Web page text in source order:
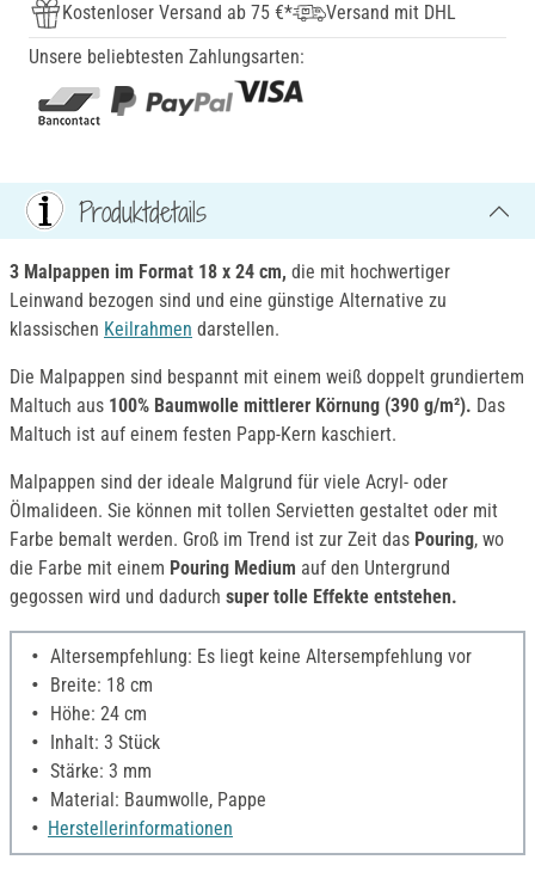
Kostenloser Versand ab 75 €*
Versand mit DHL
Unsere beliebtesten Zahlungsarten:
Produktdetails
3 Malpappen im Format 18 x 24 cm, die mit hochwertiger
Leinwand bezogen sind und eine günstige Alternative zu
klassischen Keilrahmen darstellen.
Die Malpappen sind bespannt mit einem weiß doppelt grundiertem
Maltuch aus 100% Baumwolle mittlerer Körnung (390 g/m²). Das
Maltuch ist auf einem festen Papp-Kern kaschiert.
Malpappen sind der ideale Malgrund für viele Acryl- oder
Ölmalideen. Sie können mit tollen Servietten gestaltet oder mit
Farbe bemalt werden. Groß im Trend ist zur Zeit das Pouring, wo
die Farbe mit einem Pouring Medium auf den Untergrund
gegossen wird und dadurch super tolle Effekte entstehen.
Altersempfehlung: Es liegt keine Altersempfehlung vor
Breite: 18 cm
Höhe: 24 cm
Inhalt: 3 Stück
Stärke: 3 mm
Material: Baumwolle, Pappe
Herstellerinformationen